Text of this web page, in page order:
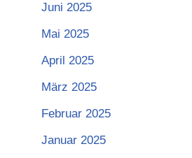
Juni 2025
Mai 2025
April 2025
März 2025
Februar 2025
Januar 2025